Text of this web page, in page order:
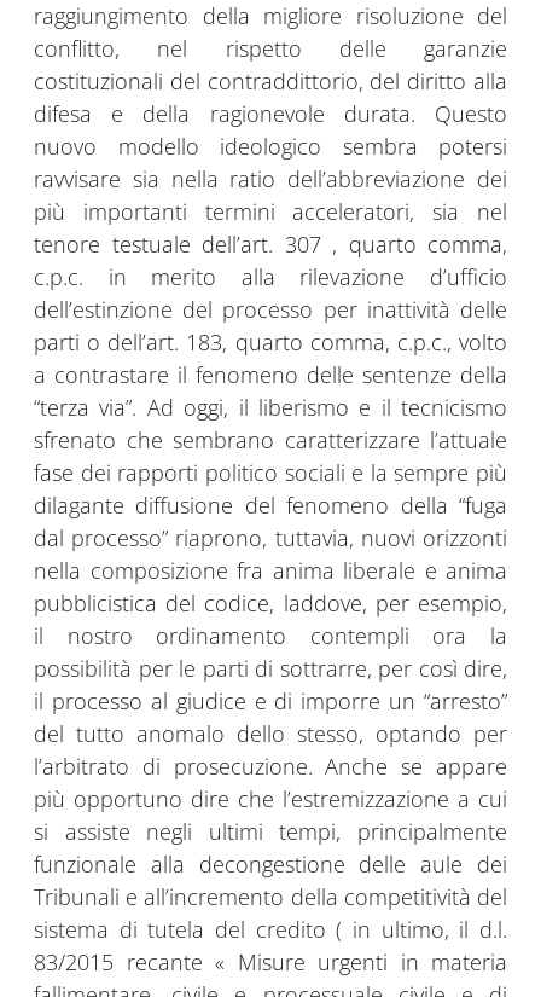
raggiungimento della migliore risoluzione del
conflitto, nel rispetto delle garanzie
costituzionali del contraddittorio, del diritto alla
difesa e della ragionevole durata. Questo
nuovo modello ideologico sembra potersi
ravvisare sia nella ratio dell’abbreviazione dei
più importanti termini acceleratori, sia nel
tenore testuale dell’art. 307 , quarto comma,
c.p.c. in merito alla rilevazione d’ufficio
dell’estinzione del processo per inattività delle
parti o dell’art. 183, quarto comma, c.p.c., volto
a contrastare il fenomeno delle sentenze della
“terza via”. Ad oggi, il liberismo e il tecnicismo
sfrenato che sembrano caratterizzare l’attuale
fase dei rapporti politico sociali e la sempre più
dilagante diffusione del fenomeno della “fuga
dal processo” riaprono, tuttavia, nuovi orizzonti
nella composizione fra anima liberale e anima
pubblicistica del codice, laddove, per esempio,
il nostro ordinamento contempli ora la
possibilità per le parti di sottrarre, per così dire,
il processo al giudice e di imporre un “arresto”
del tutto anomalo dello stesso, optando per
l’arbitrato di prosecuzione. Anche se appare
più opportuno dire che l’estremizzazione a cui
si assiste negli ultimi tempi, principalmente
funzionale alla decongestione delle aule dei
Tribunali e all’incremento della competitività del
sistema di tutela del credito ( in ultimo, il d.l.
83/2015 recante « Misure urgenti in materia